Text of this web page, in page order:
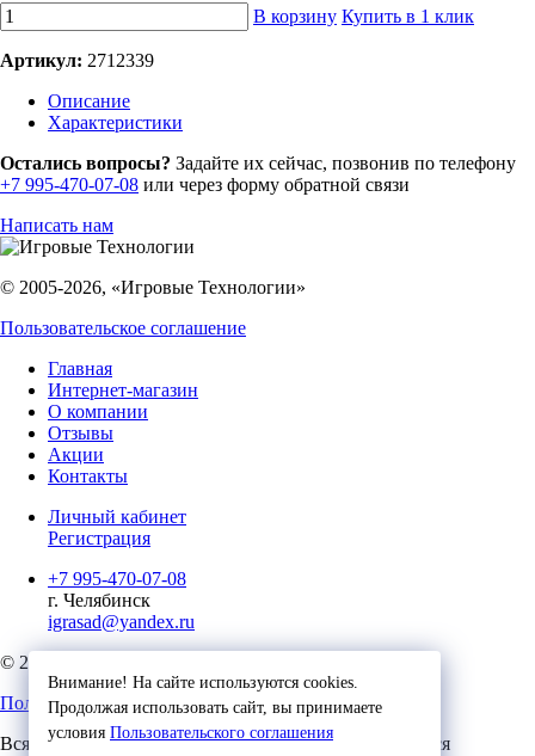
В корзину Купить в 1 клик
Артикул: 2712339
Описание
Характеристики
Внимание! На сайте используются cookies.
Продолжая использовать сайт, вы принимаете
условия Пользовательского соглашения
Остались вопросы? Задайте их сейчас, позвонив по телефону
+7 995-470-07-08 или через форму обратной связи
Написать нам
© 2005-2026, «Игровые Технологии»
Пользовательское соглашение
Главная
Интернет-магазин
О компании
Отзывы
Акции
Контакты
Личный кабинет
Регистрация
+7 995-470-07-08
г. Челябинск
igrasad@yandex.ru
© 2023, Игровые Технологии
Пользовательское соглашение
Вся представленная на сайте информация, касающаяся